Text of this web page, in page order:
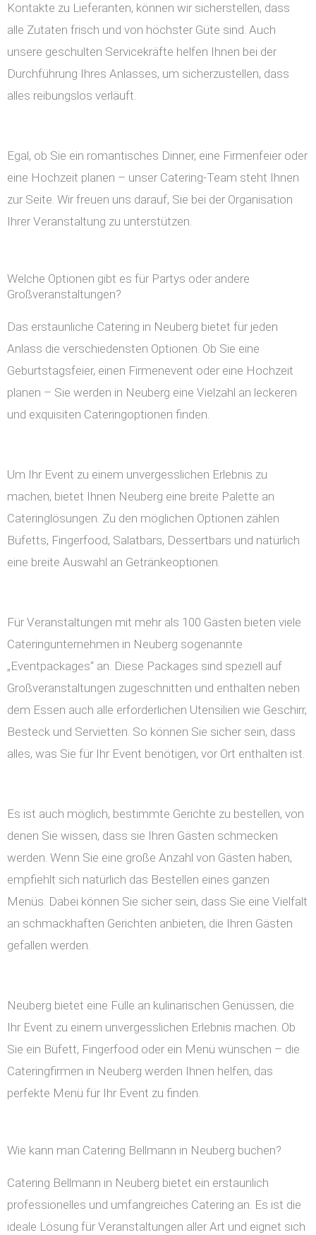
Kontakte zu Lieferanten, können wir sicherstellen, dass
alle Zutaten frisch und von höchster Güte sind. Auch
unsere geschulten Servicekräfte helfen Ihnen bei der
Durchführung Ihres Anlasses, um sicherzustellen, dass
alles reibungslos verläuft.
Egal, ob Sie ein romantisches Dinner, eine Firmenfeier oder
eine Hochzeit planen – unser Catering-Team steht Ihnen
zur Seite. Wir freuen uns darauf, Sie bei der Organisation
Ihrer Veranstaltung zu unterstützen.
Welche Optionen gibt es für Partys oder andere
Großveranstaltungen?
Das erstaunliche Catering in Neuberg bietet für jeden
Anlass die verschiedensten Optionen. Ob Sie eine
Geburtstagsfeier, einen Firmenevent oder eine Hochzeit
planen – Sie werden in Neuberg eine Vielzahl an leckeren
und exquisiten Cateringoptionen finden.
Um Ihr Event zu einem unvergesslichen Erlebnis zu
machen, bietet Ihnen Neuberg eine breite Palette an
Cateringlösungen. Zu den möglichen Optionen zählen
Büfetts, Fingerfood, Salatbars, Dessertbars und natürlich
eine breite Auswahl an Getränkeoptionen.
Für Veranstaltungen mit mehr als 100 Gästen bieten viele
Cateringunternehmen in Neuberg sogenannte
„Eventpackages“ an. Diese Packages sind speziell auf
Großveranstaltungen zugeschnitten und enthalten neben
dem Essen auch alle erforderlichen Utensilien wie Geschirr,
Besteck und Servietten. So können Sie sicher sein, dass
alles, was Sie für Ihr Event benötigen, vor Ort enthalten ist.
Es ist auch möglich, bestimmte Gerichte zu bestellen, von
denen Sie wissen, dass sie Ihren Gästen schmecken
werden. Wenn Sie eine große Anzahl von Gästen haben,
empfiehlt sich natürlich das Bestellen eines ganzen
Menüs. Dabei können Sie sicher sein, dass Sie eine Vielfalt
an schmackhaften Gerichten anbieten, die Ihren Gästen
gefallen werden.
Neuberg bietet eine Fülle an kulinarischen Genüssen, die
Ihr Event zu einem unvergesslichen Erlebnis machen. Ob
Sie ein Büfett, Fingerfood oder ein Menü wünschen – die
Cateringfirmen in Neuberg werden Ihnen helfen, das
perfekte Menü für Ihr Event zu finden.
Wie kann man Catering Bellmann in Neuberg buchen?
Catering Bellmann in Neuberg bietet ein erstaunlich
professionelles und umfangreiches Catering an. Es ist die
ideale Lösung für Veranstaltungen aller Art und eignet sich